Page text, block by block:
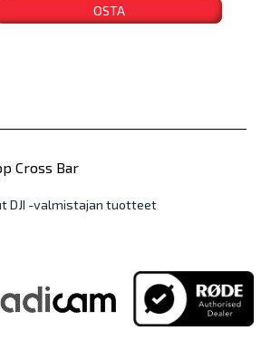
OSTA
Cross Bar
DJI -valmistajan tuotteet